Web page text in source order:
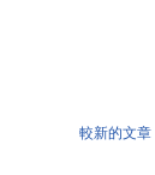
較新的文章